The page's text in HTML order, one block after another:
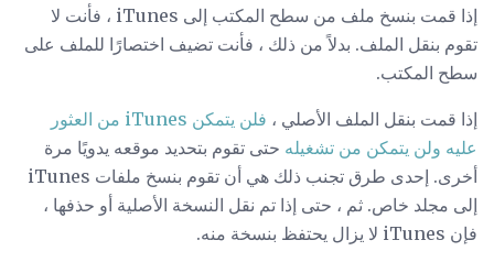
إذا قمت بنسخ ملف من سطح المكتب إلى iTunes ، فأنت لا
تقوم بنقل الملف. بدلاً من ذلك ، فأنت تضيف اختصارًا للملف على
سطح المكتب.
إذا قمت بنقل الملف الأصلي ،
فلن يتمكن iTunes من العثور
عليه ولن يتمكن من تشغيله حتى تقوم بتحديد موقعه يدويًا مرة
أخرى. إحدى طرق تجنب ذلك هي أن تقوم بنسخ ملفات iTunes
إلى مجلد خاص. ثم ، حتى إذا تم نقل النسخة الأصلية أو حذفها ،
فإن iTunes لا يزال يحتفظ بنسخة منه.